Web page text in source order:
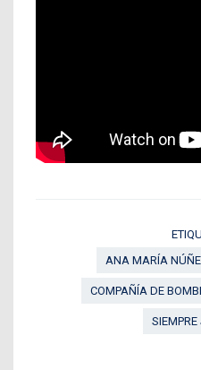
ANA MARÍA
COMPAÑÍA DE